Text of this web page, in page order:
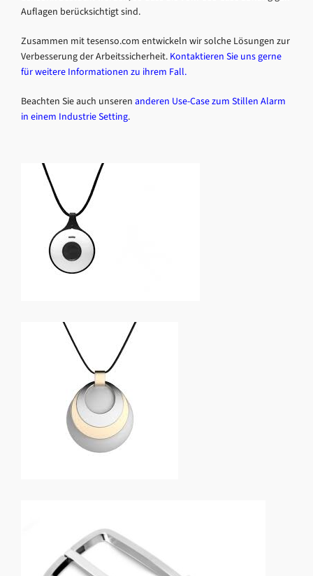
Auflagen berücksichtigt sind.
Zusammen mit tesenso.com entwickeln wir solche Lösungen zur
Verbesserung der Arbeitssicherheit. Kontaktieren Sie uns gerne
für weitere Informationen zu ihrem Fall.
Beachten Sie auch unseren anderen Use-Case zum Stillen Alarm
in einem Industrie Setting.